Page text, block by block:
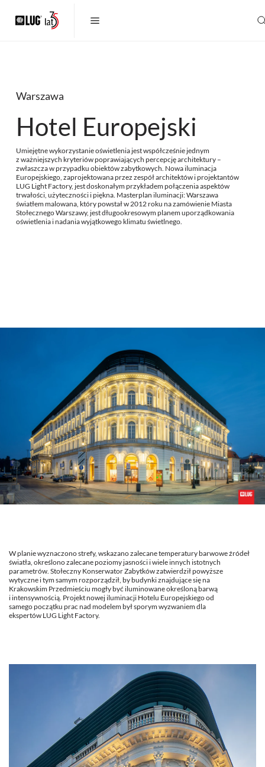
Warszawa
Hotel Europejski
Umiejętne wykorzystanie oświetlenia jest współcześnie jednym
z ważniejszych kryteriów poprawiających percepcję architektury –
zwłaszcza w przypadku obiektów zabytkowych. Nowa iluminacja
Europejskiego, zaprojektowana przez zespół architektów i projektantów
LUG Light Factory, jest doskonałym przykładem połączenia aspektów
trwałości, użyteczności i piękna. Masterplan iluminacji: Warszawa
światłem malowana, który powstał w 2012 roku na zamówienie Miasta
Stołecznego Warszawy, jest długookresowym planem uporządkowania
oświetlenia i nadania wyjątkowego klimatu świetlnego.
W planie wyznaczono strefy, wskazano zalecane temperatury barwowe źródeł
światła, określono zalecane poziomy jasności i wiele innych istotnych
parametrów. Stołeczny Konserwator Zabytków zatwierdził powyższe
wytyczne i tym samym rozporządził, by budynki znajdujące się na
Krakowskim Przedmieściu mogły być iluminowane określoną barwą
i intensywnością. Projekt nowej iluminacji Hotelu Europejskiego od
samego początku prac nad modelem był sporym wyzwaniem dla
ekspertów LUG Light Factory.